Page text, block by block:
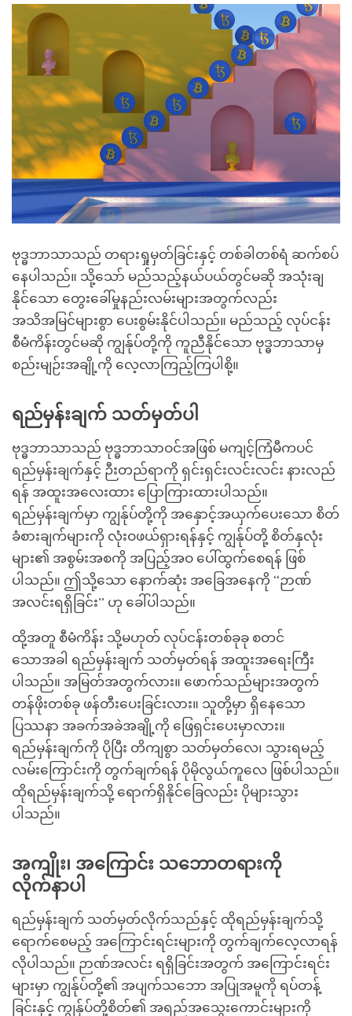
ဗုဒ္ဓဘာသာသည် တရားရှုမှတ်ခြင်းနှင့် တစ်ခါတစ်ရံ ဆက်စပ်
နေပါသည်။ သို့သော် မည်သည့်နယ်ပယ်တွင်မဆို အသုံးချ
နိုင်သော တွေးခေါ်မှုနည်းလမ်းများအတွက်လည်း
အသိအမြင်များစွာ ပေးစွမ်းနိုင်ပါသည်။ မည်သည့် လုပ်ငန်း
စီမံကိန်းတွင်မဆို ကျွန်ုပ်တို့ကို ကူညီနိုင်သော ဗုဒ္ဓဘာသာမှ
စည်းမျဉ်းအချို့ကို လေ့လာကြည့်ကြပါစို့။
ရည်မှန်းချက် သတ်မှတ်ပါ
ဗုဒ္ဓဘာသာသည် ဗုဒ္ဓဘာသာဝင်အဖြစ် မကျင့်ကြံမီကပင်
ရည်မှန်းချက်နှင့် ဉီးတည်ရာကို ရှင်းရှင်းလင်းလင်း နားလည်
ရန် အထူးအလေးထား ပြောကြားထားပါသည်။
ရည်မှန်းချက်မှာ ကျွန်ုပ်တို့ကို အနှောင့်အယှက်ပေးသော စိတ်
ခံစားချက်များကို လုံးဝဖယ်ရှားရန်နှင့် ကျွန်ုပ်တို့ စိတ်နှလုံး
များ၏ အစွမ်းအစကို အပြည့်အဝ ပေါ်ထွက်စေရန် ဖြစ်
ပါသည်။ ဤသို့သော နောက်ဆုံး အခြေအနေကို ‘‘ဉာဏ်
အလင်းရရှိခြင်း’’ ဟု ခေါ်ပါသည်။
ထို့အတူ စီမံကိန်း သို့မဟုတ် လုပ်ငန်းတစ်ခုခု စတင်
သောအခါ ရည်မှန်းချက် သတ်မှတ်ရန် အထူးအရေးကြီး
ပါသည်။ အမြတ်အတွက်လား။ ဖောက်သည်များအတွက်
တန်ဖိုးတစ်ခု ဖန်တီးပေးခြင်းလား။ သူတို့မှာ ရှိနေသော
ပြဿနာ အခက်အခဲအချို့ကို ဖြေရှင်းပေးမှာလား။
ရည်မှန်းချက်ကို ပိုပြီး တိကျစွာ သတ်မှတ်လေ၊ သွားရမည့်
လမ်းကြောင်းကို တွက်ချက်ရန် ပိုမိုလွယ်ကူလေ ဖြစ်ပါသည်။
ထိုရည်မှန်းချက်သို့ ရောက်ရှိနိုင်ခြေလည်း ပိုများသွား
ပါသည်။
အကျိုး၊ အကြောင်း သဘောတရားကို
လိုက်နာပါ
ရည်မှန်းချက် သတ်မှတ်လိုက်သည်နှင့် ထိုရည်မှန်းချက်သို့
ရောက်စေမည့် အကြောင်းရင်းများကို တွက်ချက်လေ့လာရန်
လိုပါသည်။ ဉာဏ်အလင်း ရရှိခြင်းအတွက် အကြောင်းရင်း
များမှာ ကျွန်ုပ်တို့၏ အပျက်သဘော အပြုအမူကို ရပ်တန့်
ခြင်းနှင့် ကျွန်ုပ်တို့စိတ်၏ အရည်အသွေးကောင်းများကို